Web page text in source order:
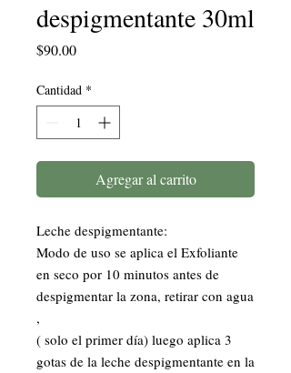
despigmentante 30ml
$90.00Precio
Cantidad *
Agregar al carrito
Leche despigmentante:
Modo de uso se aplica el Exfoliante
en seco por 10 minutos antes de
despigmentar la zona, retirar con agua
,
( solo el primer día) luego aplica 3
gotas de la leche despigmentante en la